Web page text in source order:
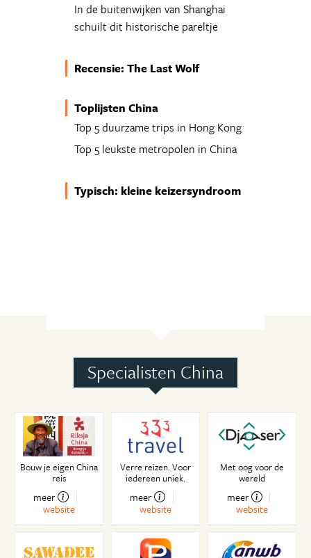
In de buitenwijken van Shanghai
schuilt dit historische pareltje
Recensie: The Last Wolf
Toplijsten China
Top 5 duurzame trips in Hong Kong
Top 5 leukste metropolen in China
Typisch: kleine keizersyndroom
Specialisten China
Bouw je eigen China
reis
meer
website
Verre reizen. Voor
iedereen uniek.
meer
website
Met oog voor de
wereld
meer
website